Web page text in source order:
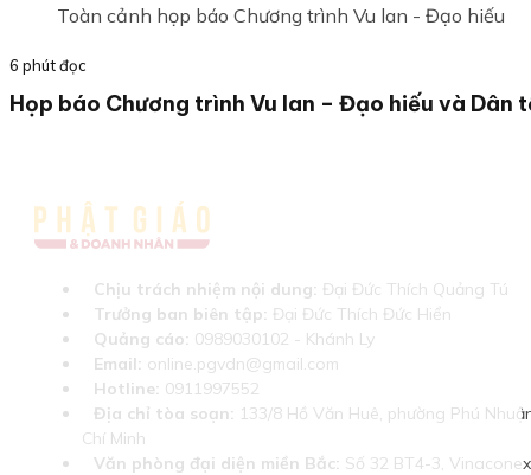
Toàn cảnh họp báo Chương trình Vu lan - Đạo hiếu
6 phút đọc
Họp báo Chương trình Vu lan – Đạo hiếu và Dân
Chịu trách nhiệm nội dung: Đại Đức Thích Quảng Tú
Trưởng ban biên tập: Đại Đức Thích Đức Hiển
Quảng cáo: 0989030102 - Khánh Ly
Email: online.pgvdn@gmail.com
Hotline: 0911997552
Địa chỉ tòa soạn: 133/8 Hồ Văn Huê, phường Phú
Chí Minh
Văn phòng đại diện miền Bắc: Số 32 BT4-3,